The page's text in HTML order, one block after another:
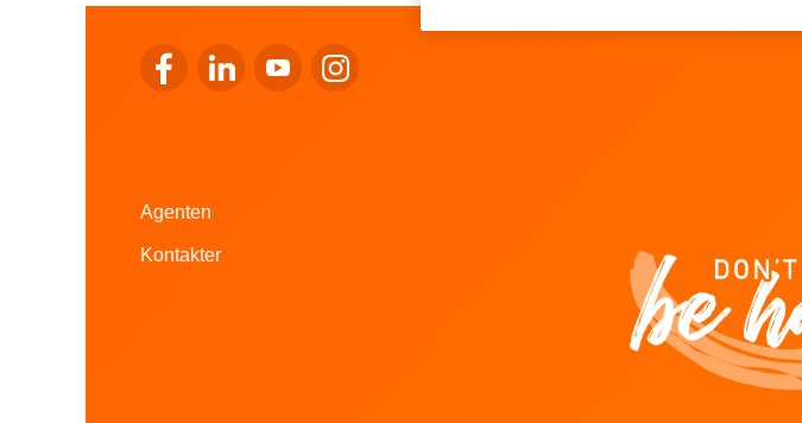
Op de Facebook vu LALUX goen
Op de LinkedIn vu LALUX goen
Op de YouTube vu LALUX goen
Op den Instagram vu LALUX goen
Agenten
Kontakter